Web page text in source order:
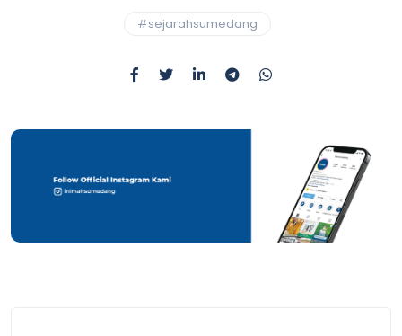
#sejarahsumedang